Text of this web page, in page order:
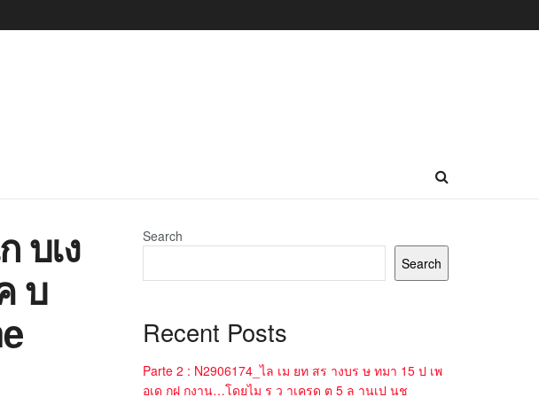
บเง
บ
Search
Search
Recent Posts
Parte 2 : N2906174_ไล เม ยท สร างบร ษ ทมา 15 ป เพ
อเด กฝ กงาน…โดยไม ร ว าเครด ต 5 ล านเป นช